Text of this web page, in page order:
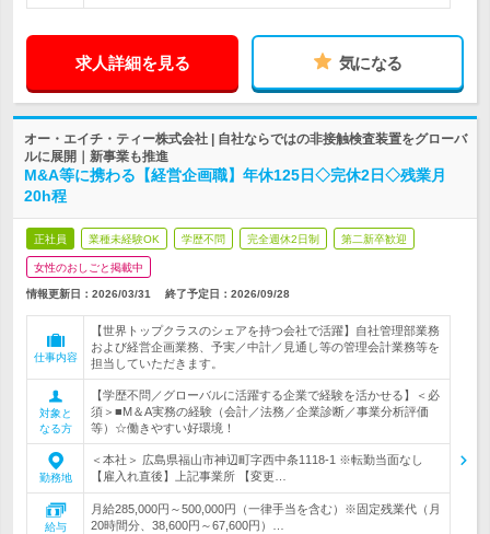
求人詳細を見る 気になる
オー・エイチ・ティー株式会社 | 自社ならではの非接触検査装置をグローバ
ルに展開｜新事業も推進
M&A等に携わる【経営企画職】年休125日◇完休2日◇残業月
20h程
正社員 業種未経験OK 学歴不問 完全週休2日制 第二新卒歓迎
女性のおしごと掲載中
情報更新日：2026/03/31 終了予定日： 2026/09/28
仕事内容
【世界トップクラスのシェアを持つ会社で活躍】自社管理部業務
および経営企画業務、予実／中計／見通し等の管理会計業務等を
担当していただきます。
対象と
なる方
【学歴不問／グローバルに活躍する企業で経験を活かせる】＜必
須＞■M＆A実務の経験（会計／法務／企業診断／事業分析評価
等）☆働きやすい好環境！
勤務地
＜本社＞ 広島県福山市神辺町字西中条1118-1 ※転勤当面なし
【雇入れ直後】上記事業所 【変更…
給与
月給285,000円～500,000円（一律手当を含む）※固定残業代（月
20時間分、38,600円～67,600円）…